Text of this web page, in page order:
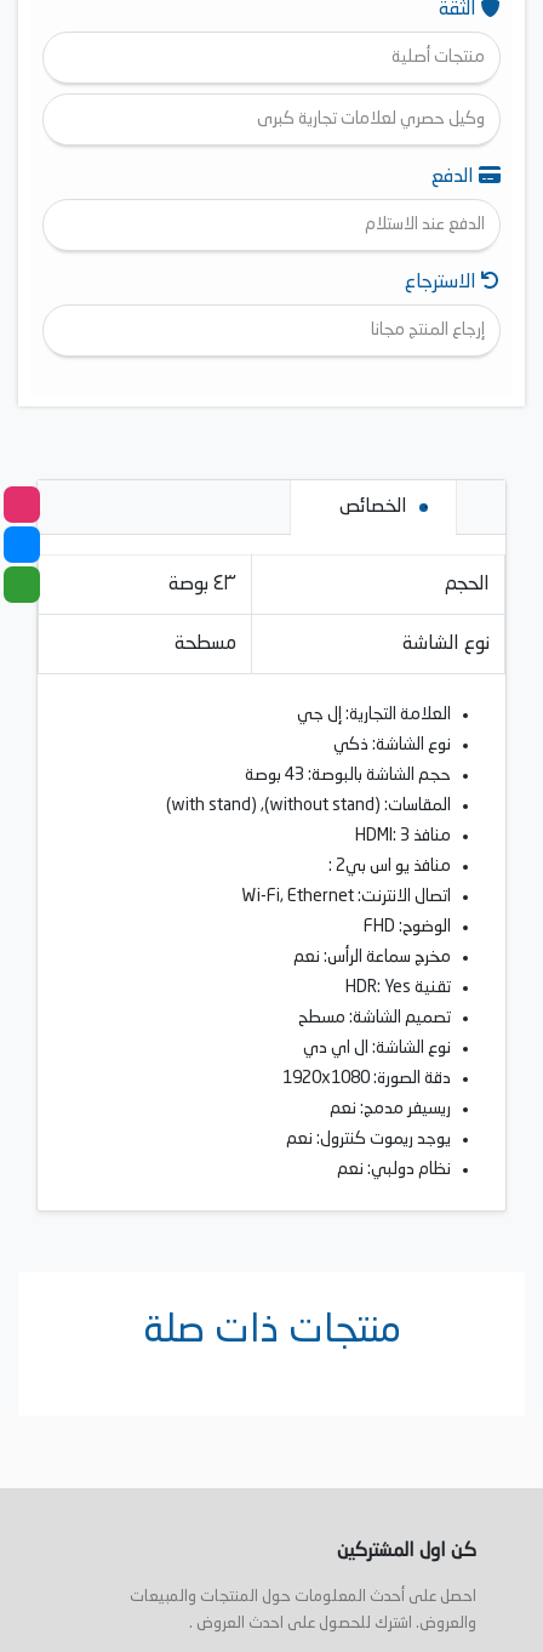
الثقة
منتجات أصلية
وكيل حصري لعلامات تجارية كبرى
الدفع
الدفع عند الاستلام
الاسترجاع
إرجاع المنتج مجانا
الخصائص
الحجم ٤٣ بوصة
نوع الشاشة مسطحة
العلامة التجارية: إل جي
نوع الشاشة: ذكي
حجم الشاشة بالبوصة: 43 بوصة
المقاسات: (without stand), (with stand)
منافذ HDMI: 3
منافذ يو اس بي‎: 2
اتصال الانترنت: Wi-Fi, Ethernet
الوضوح: FHD
مخرج سماعة الرأس: نعم
تقنية HDR: Yes
تصميم الشاشة: مسطح
نوع الشاشة: ال اي دي
دقة الصورة: 1920x1080
ريسيفر مدمج: نعم
يوجد ريموت كنترول: نعم
نظام دولبي: نعم
منتجات ذات صلة
كن اول المشتركين
احصل على أحدث المعلومات حول المنتجات والمبيعات
والعروض. اشترك للحصول على احدث العروض .